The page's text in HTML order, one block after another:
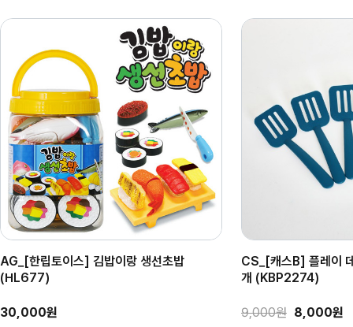
AG_[한립토이스] 김밥이랑 생선초밥
(HL677)
30,000원
CS_[캐스B] 플레이
개 (KBP2274)
9,000원 8,000원